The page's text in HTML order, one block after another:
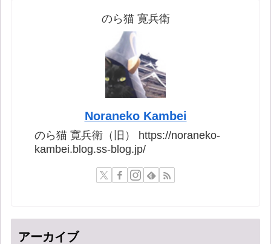
のら猫 寛兵衛
Noraneko Kambei
のら猫 寛兵衛（旧） https://noraneko-
kambei.blog.ss-blog.jp/
アーカイブ